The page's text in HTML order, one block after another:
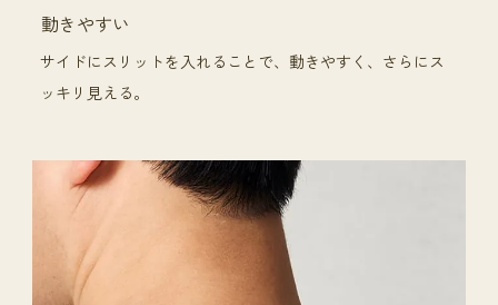
動きやすい
サイドにスリットを入れることで、動きやすく、さらにス
ッキリ見える。